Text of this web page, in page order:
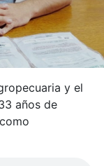
y el
años de